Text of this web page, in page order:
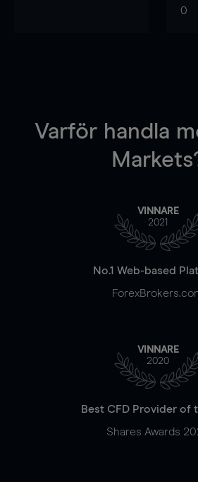
0
Varför handla
VINNARE
2021
No.1 Web-based
VINNARE
2020
Best CFD Provider of
Shares Awards